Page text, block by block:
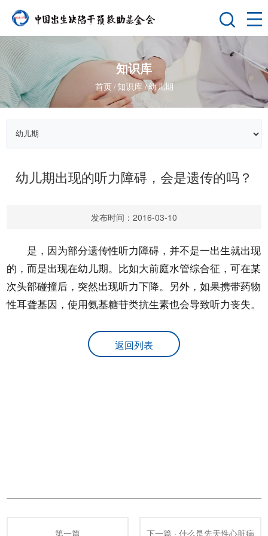
知识库
首页/知识库 /幼儿期
幼儿期出现的听力障碍，会是遗传的吗？
发布时间：2016-03-10
是，因为部分遗传性听力障碍，并不是一出生就出现
的，而是出现在幼儿期。比如大前庭水管综合征，可在某
次头部碰撞后，突然出现听力下降。另外，如果携带药物
性耳聋基因，使用氨基糖苷类抗生素也会导致听力丧失。
返回列表
第一篇 下一篇 · 什么是先天性心脏病